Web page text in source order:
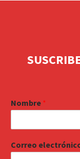
Nombre *
Correo